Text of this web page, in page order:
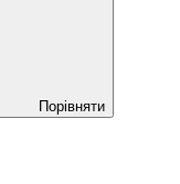
Порівняти